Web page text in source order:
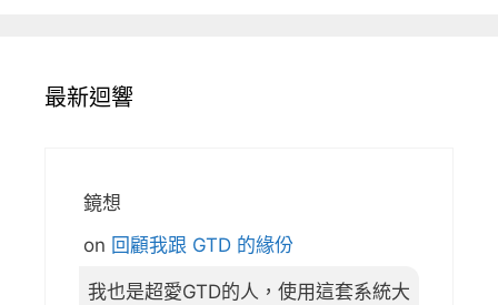
最新迴響
鏡想
on 回顧我跟 GTD 的緣份
我也是超愛GTD的人，使用這套系統大